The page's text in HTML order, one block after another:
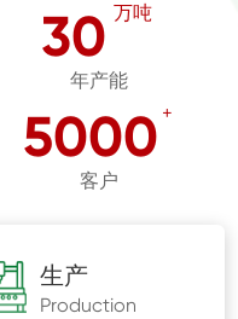
余年发展，逐步构建起覆
30 万吨
年产能
5000 +
客户
生产
Production